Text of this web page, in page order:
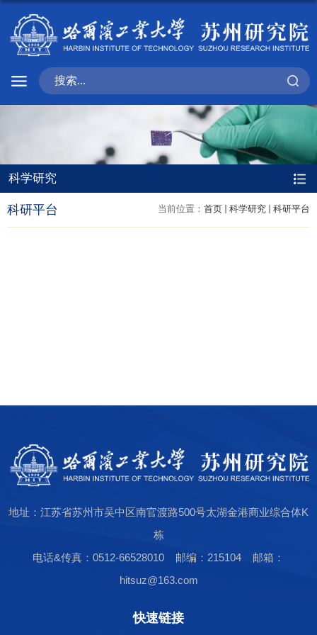
科学研究
当前位置： 首页 科学研究 科研平台
科研平台
地址：江苏省苏州市吴中区南官渡路500号太湖金港商业综合体K
栋
电话&传真：0512-66528010 邮编：215104 邮箱：
hitsuz@163.com
快速链接